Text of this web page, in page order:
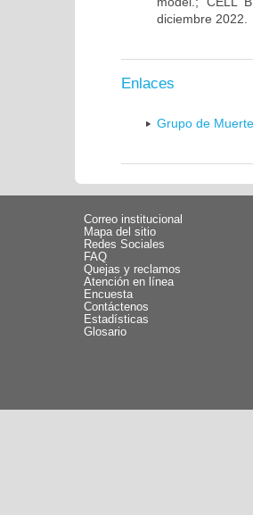
diciembre 2022.
Enlaces
Grupo de
Correo institucional
Mapa del sitio
Redes Sociales
FAQ
Quejas y reclamos
Atención en línea
Encuesta
Contáctenos
Estadísticas
Glosario